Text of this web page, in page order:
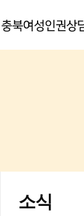
소식